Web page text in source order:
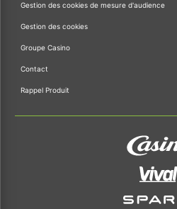
Gestion des cookies de mesure d'audience
Gestion des cookies
Groupe Casino
Contact
Rappel Produit